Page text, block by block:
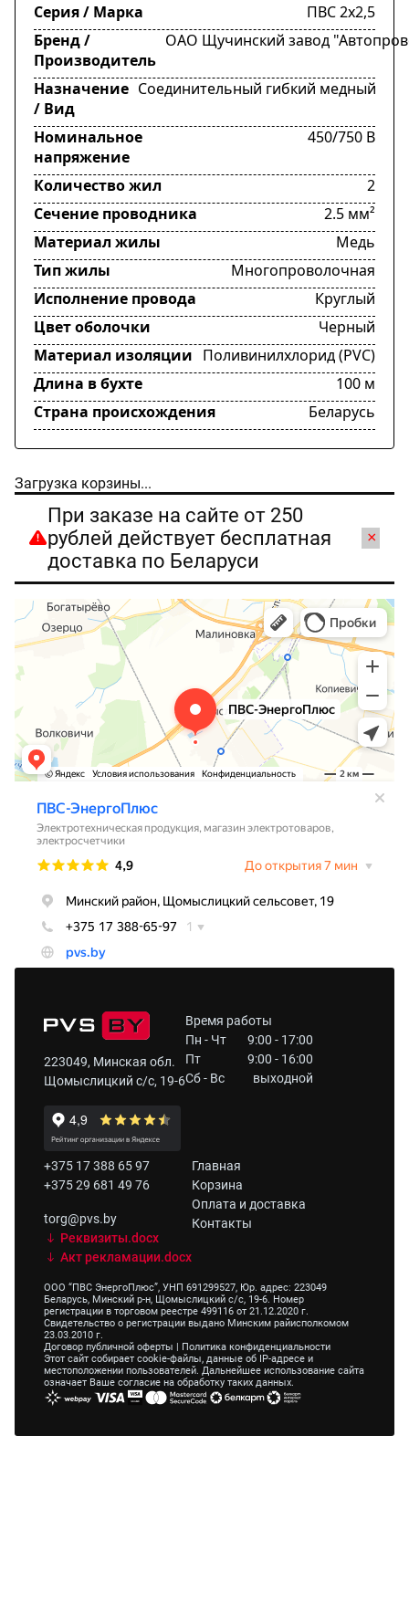
Серия / Марка
ПВС 2х2,5
Бренд /
Производитель
ОАО Щучинский завод
Назначение
/ Вид
Соединительный гибкий медный
Номинальное
напряжение
450/750 В
Количество жил
2
Сечение проводника
2.5 мм²
Материал жилы
Медь
Тип жилы
Многопроволочная
Исполнение провода
Круглый
Цвет оболочки
Черный
Материал изоляции Поливинилхлорид (PVC)
Длина в бухте
100 м
Страна происхождения
Беларусь
Загрузка корзины...
При заказе на сайте от 250
рублей действует бесплатная
доставка по Беларуси
×
223049, Минская обл.
Щомыслицкий с/с, 19-6
Время работы
Пн - Чт
9:00 - 17:00
Пт
9:00 - 16:00
Сб - Вс
выходной
+375 17 388 65 97
+375 29 681 49 76
torg@pvs.by
Реквизиты.docx
Акт рекламации.docx
Главная
Корзина
Оплата и доставка
Контакты
ООО “ПВС ЭнергоПлюс”, УНП 691299527, Юр. адрес: 223049
Беларусь, Минский р-н, Щомыслицкий с/с, 19-6. Номер
регистрации в торговом реестре 499116 от 21.12.2020 г.
Свидетельство о регистрации выдано Минским райисполкомом
23.03.2010 г.
Договор публичной оферты | Политика конфиденциальности
Этот сайт собирает cookie-файлы, данные об IP-адресе и
местоположении пользователей. Дальнейшее использование сайта
означает Ваше согласие на обработку таких данных.